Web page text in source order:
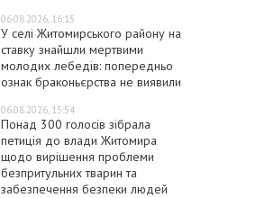
06.08.2026, 16:15
У селі Житомирського району на
ставку знайшли мертвими
молодих лебедів: попередньо
ознак браконьєрства не виявили
06.08.2026, 15:54
Понад 300 голосів зібрала
петиція до влади Житомира
щодо вирішення проблеми
безпритульних тварин та
забезпечення безпеки людей